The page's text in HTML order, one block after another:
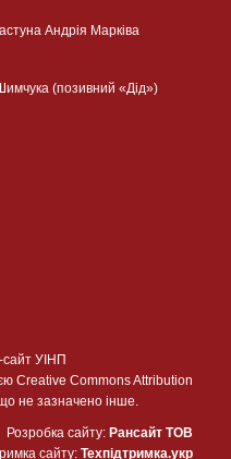
Андрія Марківа
(позивний «Дід»)
сайт УІНП
Creative Commons Attribution
не зазначено інше.
Розробка сайту: Рансайт ТОВ
сайту: Техпідтримка.укр